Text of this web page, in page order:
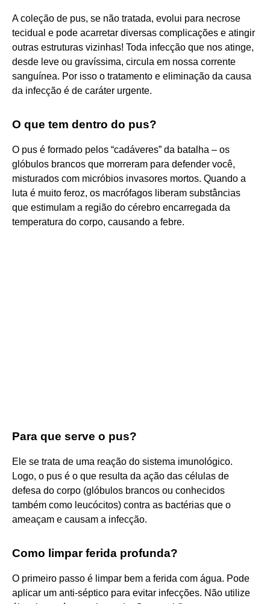
A coleção de pus, se não tratada, evolui para necrose
tecidual e pode acarretar diversas complicações e atingir
outras estruturas vizinhas! Toda infecção que nos atinge,
desde leve ou gravíssima, circula em nossa corrente
sanguínea. Por isso o tratamento e eliminação da causa
da infecção é de caráter urgente.
O que tem dentro do pus?
O pus é formado pelos “cadáveres” da batalha – os
glóbulos brancos que morreram para defender você,
misturados com micróbios invasores mortos. Quando a
luta é muito feroz, os macrófagos liberam substâncias
que estimulam a região do cérebro encarregada da
temperatura do corpo, causando a febre.
Para que serve o pus?
Ele se trata de uma reação do sistema imunológico.
Logo, o pus é o que resulta da ação das células de
defesa do corpo (glóbulos brancos ou conhecidos
também como leucócitos) contra as bactérias que o
ameaçam e causam a infecção.
Como limpar ferida profunda?
O primeiro passo é limpar bem a ferida com água. Pode
aplicar um anti-séptico para evitar infecções. Não utilize